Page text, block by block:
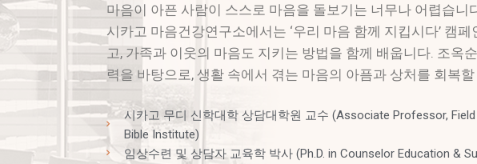
마음이 아픈 사람이 스스로 마음을 돌보기는 너무나 어렵습니
시카고 마음건강연구소에서는 ‘우리 마음 함께 지킵시다’ 캠
고, 가족과 이웃의 마음도 지키는 방법을 함께 배웁니다. 조옥
력을 바탕으로, 생활 속에서 겪는 마음의 아픔과 상처를 회복
시카고 무디 신학대학 상담대학원 교수 (Associate Professor,
Bible Institute)
임상수련 및 상담자 교육학 박사 (Ph.D. in Counselor Education &